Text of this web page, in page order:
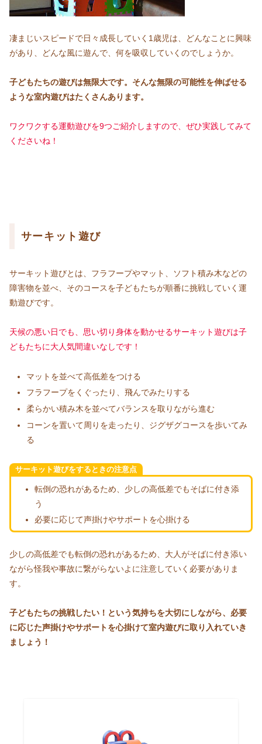
凄まじいスピードで日々成長していく1歳児は、どんなことに興味
があり、どんな風に遊んで、何を吸収していくのでしょうか。
子どもたちの遊びは無限大です。そんな無限の可能性を伸ばせる
ような室内遊びはたくさんあります。
ワクワクする運動遊びを9つご紹介しますので、ぜひ実践してみて
くださいね！
サーキット遊び
サーキット遊びとは、フラフープやマット、ソフト積み木などの
障害物を並べ、そのコースを子どもたちが順番に挑戦していく運
動遊びです。
天候の悪い日でも、思い切り身体を動かせるサーキット遊びは子
どもたちに大人気間違いなしです！
マットを並べて高低差をつける
フラフープをくぐったり、飛んでみたりする
柔らかい積み木を並べてバランスを取りながら進む
コーンを置いて周りを走ったり、ジグザグコースを歩いてみ
る
サーキット遊びをするときの注意点
転倒の恐れがあるため、少しの高低差でもそばに付き添
う
必要に応じて声掛けやサポートを心掛ける
少しの高低差でも転倒の恐れがあるため、大人がそばに付き添い
ながら怪我や事故に繋がらないよに注意していく必要がありま
す。
子どもたちの挑戦したい！という気持ちを大切にしながら、必要
に応じた声掛けやサポートを心掛けて室内遊びに取り入れていき
ましょう！